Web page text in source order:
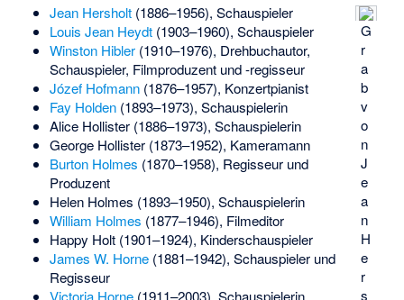
G
r
a
b
v
o
n
J
e
a
n
H
e
r
s
Jean Hersholt(1886–1956), Schauspieler
Louis Jean Heydt(1903–1960), Schauspieler
Winston Hibler(1910–1976), Drehbuchautor,
Schauspieler, Filmproduzent und -regisseur
Józef Hofmann(1876–1957), Konzertpianist
Fay Holden(1893–1973), Schauspielerin
Alice Hollister(1886–1973), Schauspielerin
George Hollister(1873–1952), Kameramann
Burton Holmes (1870–1958), Regisseur und
Produzent
Helen Holmes (1893–1950), Schauspielerin
William Holmes (1877–1946), Filmeditor
Happy Holt(1901–1924), Kinderschauspieler
James W. Horne(1881–1942), Schauspieler und
Regisseur
Victoria Horne(1911–2003), Schauspielerin